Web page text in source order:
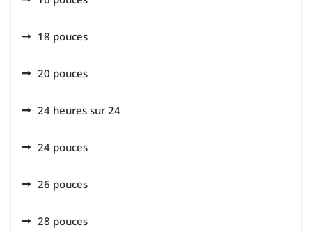
18 pouces
20 pouces
24 heures sur 24
24 pouces
26 pouces
28 pouces